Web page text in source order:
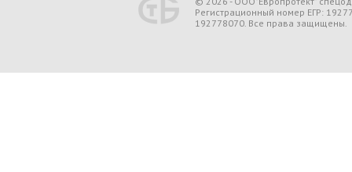
Регистрационный номер ЕГР:
192778070. Все права защищены.